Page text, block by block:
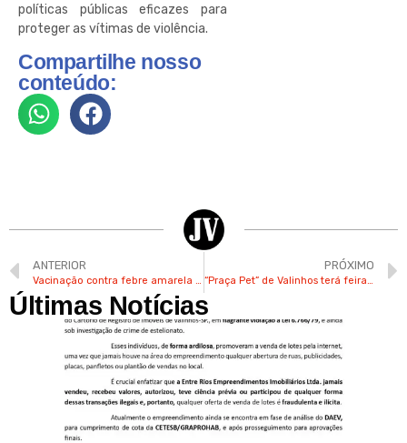
políticas públicas eficazes para
proteger as vítimas de violência.
Compartilhe nosso
conteúdo:
ANTERIOR PRÓXIMO
Últimas Notícias